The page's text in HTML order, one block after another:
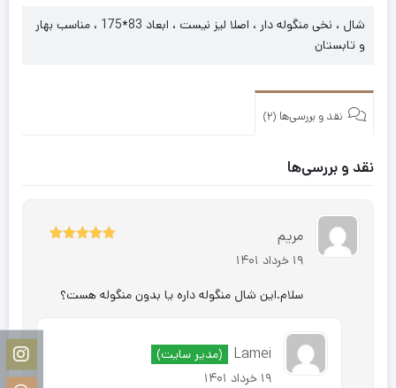
شال ، نخی منگوله دار ، اصلا لیز نیست ، ابعاد 83*175 ، مناسب بهار
و تابستان
نقد و بررسی‌ها (2)
نقد و بررسی‌ها
مریم
19 خرداد 1401
سلام.این شال منگوله داره یا بدون منگوله هست؟
Lamei
(مدیر سایت)
19 خرداد 1401